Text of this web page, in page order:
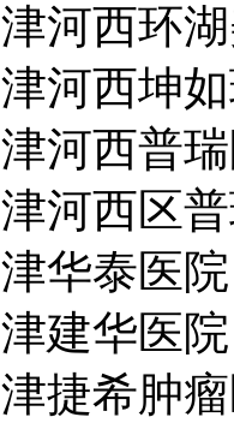
河西环
河西坤
河西普
河西区
华泰医院
建华医院
捷希肿